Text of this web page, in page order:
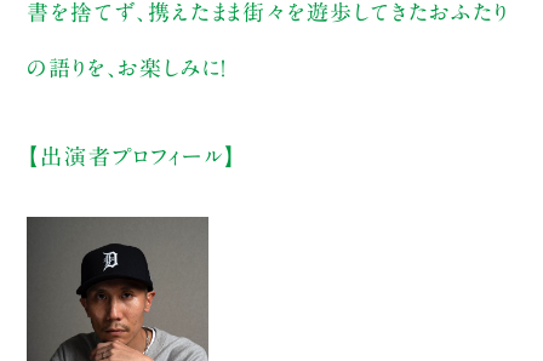
書を捨てず、携えたまま街々を遊歩してきたおふたり
の語りを、お楽しみに！
【出演者プロフィール】